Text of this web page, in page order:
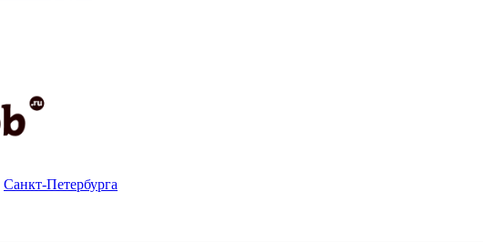
Санкт-Петербурга